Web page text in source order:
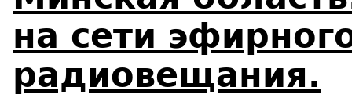
на сети
радиовещания.